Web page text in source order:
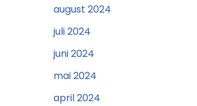
august 2024
juli 2024
juni 2024
mai 2024
april 2024